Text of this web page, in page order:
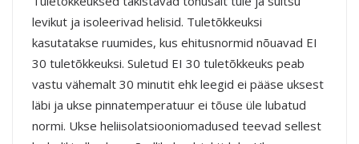
levikut ja isoleerivad helisid. Tuletõkkeuksi
kasutatakse ruumides, kus ehitusnormid nõuavad EI
30 tuletõkkeuksi. Suletud EI 30 tuletõkkeuks peab
vastu vähemalt 30 minutit ehk leegid ei pääse uksest
läbi ja ukse pinnatemperatuur ei tõuse üle lubatud
normi. Ukse heliisolatsiooniomadused teevad sellest